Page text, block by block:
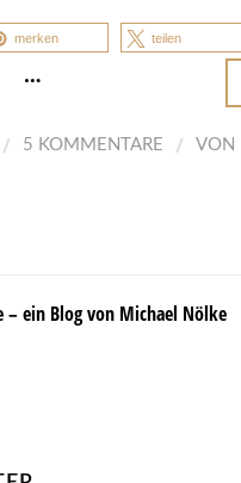
merken teilen
…
/ 5 KOMMENTARE / VON
– ein Blog von Michael Nölke